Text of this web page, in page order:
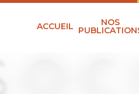
ACCUEIL NOS